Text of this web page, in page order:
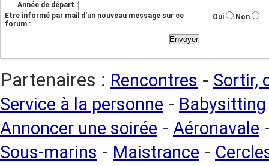
Année de départ :
Etre informé par mail d'un nouveau message sur ce
forum :
Oui Non
Partenaires : Rencontres - Sortir,
Service à la personne - Babysitting
Annoncer une soirée - Aéronavale
Sous-marins - Maistrance -